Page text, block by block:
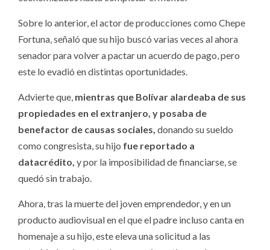
Sobre lo anterior, el actor de producciones como Chepe
Fortuna, señaló que su hijo buscó varias veces al ahora
senador para volver a pactar un acuerdo de pago, pero
este lo evadió en distintas oportunidades.
Advierte que, mientras que Bolívar alardeaba de sus
propiedades en el extranjero, y posaba de
benefactor de causas sociales, donando su sueldo
como congresista, su hijo fue reportado a
datacrédito, y por la imposibilidad de financiarse, se
quedó sin trabajo.
Ahora, tras la muerte del joven emprendedor, y en un
producto audiovisual en el que el padre incluso canta en
homenaje a su hijo, este eleva una solicitud a las